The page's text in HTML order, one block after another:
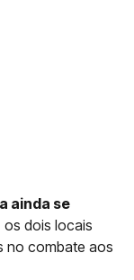
ainda se
os dois locais
no combate aos